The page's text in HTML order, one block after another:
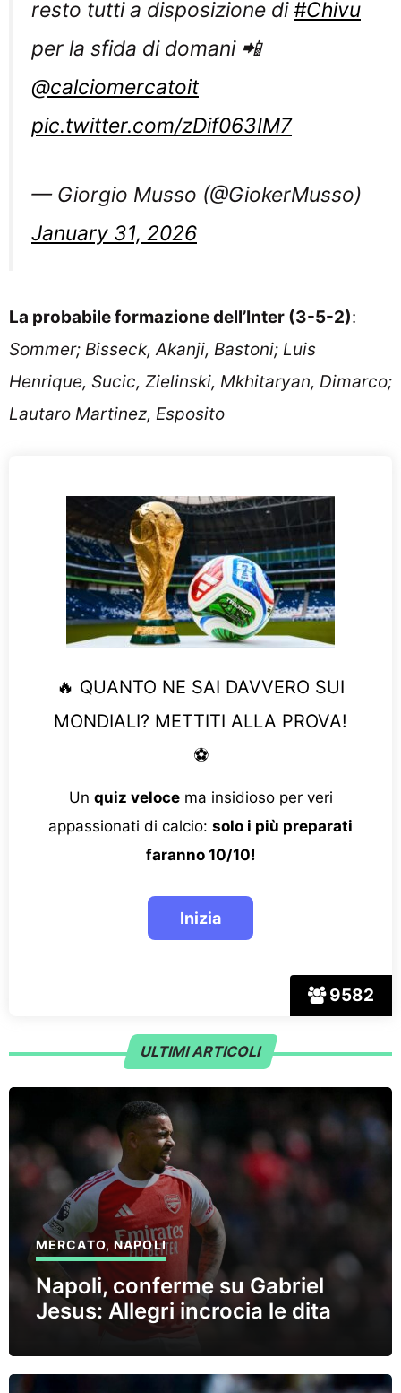
resto tutti a disposizione di#Chivu
per la sfida di domani 📲
@calciomercatoit
pic.twitter.com/zDif063IM7
— Giorgio Musso (@GiokerMusso)
January 31, 2026
La probabile formazione dell’Inter (3-5-2):
Sommer; Bisseck, Akanji, Bastoni; Luis
Henrique, Sucic, Zielinski, Mkhitaryan, Dimarco;
Lautaro Martinez, Esposito
9582
🔥 QUANTO NE SAI DAVVERO SUI
MONDIALI? METTITI ALLA PROVA!
⚽
Un quiz velocema insidioso per veri
appassionati di calcio: solo i più preparati
faranno 10/10!
ULTIMI ARTICOLI
MERCATO,NAPOLI
Napoli, conferme su Gabriel
Jesus: Allegri incrocia le dita